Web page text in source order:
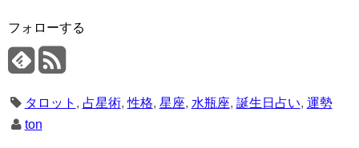
フォローする
タロット , 占星術,性格, 星座, 水瓶座, 誕生日占い, 運勢
ton